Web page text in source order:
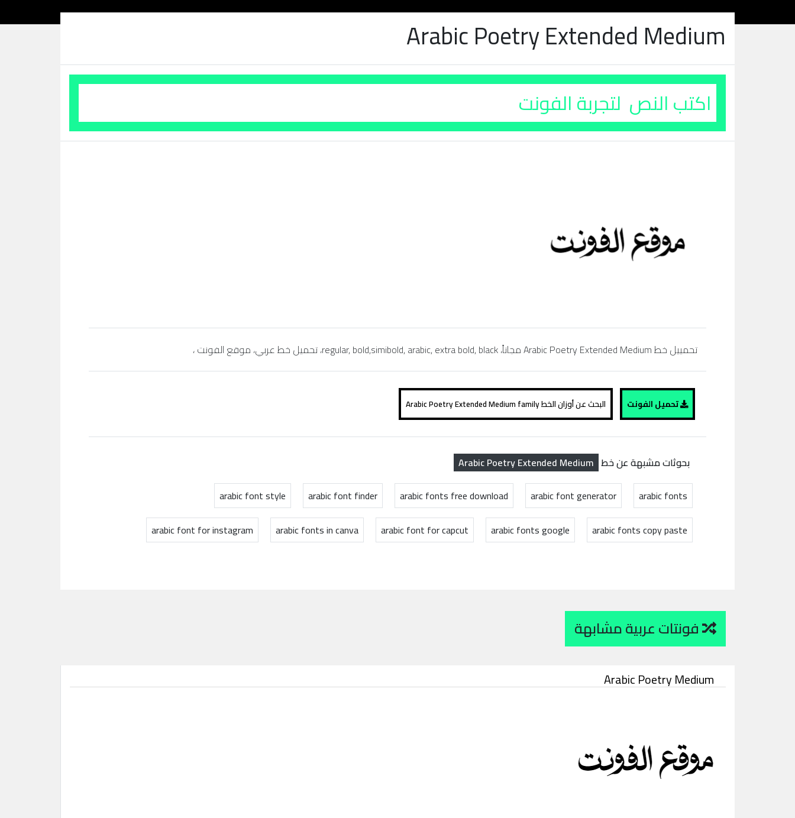
Arabic Poetry Extended Medium
تحمييل خط Arabic Poetry Extended Medium مجاناً، regular, bold,simibold, arabic, extra bold, black، تحميل خط عربي، موقع الفونت ،
تحميل الفونت البحث عن أوزان الخط Arabic Poetry Extended Medium family
بحوثات مشبهة عن خط Arabic Poetry Extended Medium
arabic fonts
arabic font generator
arabic fonts free download
arabic font finder
arabic font style
arabic fonts copy paste
arabic fonts google
arabic font for capcut
arabic fonts in canva
arabic font for instagram
Arabic Poetry Medium